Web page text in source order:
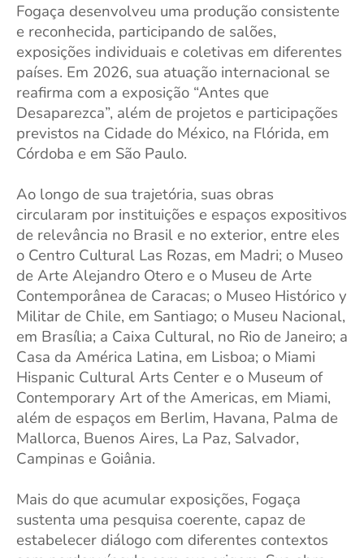
Fogaça desenvolveu uma produção consistente
e reconhecida, participando de salões,
exposições individuais e coletivas em diferentes
países. Em 2026, sua atuação internacional se
reafirma com a exposição “Antes que
Desaparezca”, além de projetos e participações
previstos na Cidade do México, na Flórida, em
Córdoba e em São Paulo.
Ao longo de sua trajetória, suas obras
circularam por instituições e espaços expositivos
de relevância no Brasil e no exterior, entre eles
o Centro Cultural Las Rozas, em Madri; o Museo
de Arte Alejandro Otero e o Museu de Arte
Contemporânea de Caracas; o Museo Histórico y
Militar de Chile, em Santiago; o Museu Nacional,
em Brasília; a Caixa Cultural, no Rio de Janeiro; a
Casa da América Latina, em Lisboa; o Miami
Hispanic Cultural Arts Center e o Museum of
Contemporary Art of the Americas, em Miami,
além de espaços em Berlim, Havana, Palma de
Mallorca, Buenos Aires, La Paz, Salvador,
Campinas e Goiânia.
Mais do que acumular exposições, Fogaça
sustenta uma pesquisa coerente, capaz de
estabelecer diálogo com diferentes contextos